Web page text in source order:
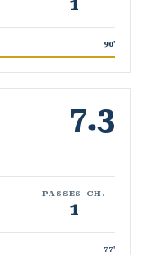
1
90'
7.3
PASSES-CH.
1
77'